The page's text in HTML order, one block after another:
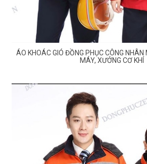
ÁO KHOÁC GIÓ ĐỒNG PHỤC CÔNG
MÁY, XƯỞNG CƠ KHÍ